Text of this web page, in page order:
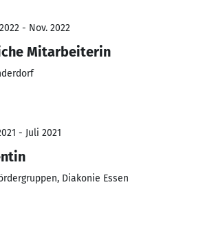
- Nov. 2022
Mitarbeiterin
- Juli 2021
Diakonie Essen